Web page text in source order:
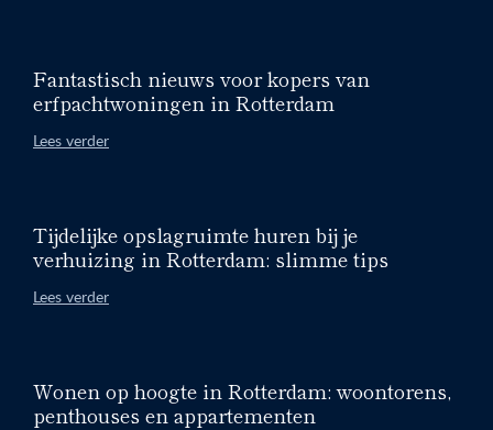
Fantastisch nieuws voor kopers van
erfpachtwoningen in Rotterdam
Lees verder
Tijdelijke opslagruimte huren bij je
verhuizing in Rotterdam: slimme tips
Lees verder
Wonen op hoogte in Rotterdam: woontorens,
penthouses en appartementen